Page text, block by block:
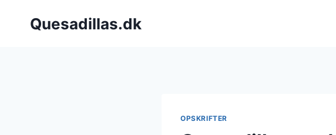
Quesadillas.dk
OPSKRIFTER